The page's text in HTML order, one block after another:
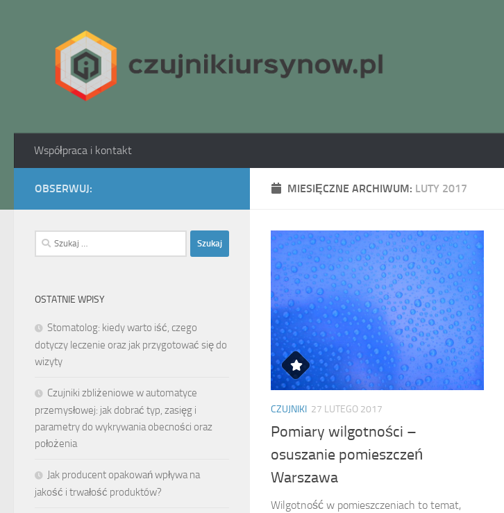
Współpraca i kontakt
MIESIĘCZNE ARCHIWUM: LUTY 2017
CZUJNIKI 27 LUTEGO 2017
Pomiary wilgotności –
osuszanie pomieszczeń
Warszawa
Wilgotność w pomieszczeniach to temat,
OBSERWUJ:
Szukaj:
OSTATNIE WPISY
Stomatolog: kiedy warto iść, czego
dotyczy leczenie oraz jak przygotować się do
wizyty
Czujniki zbliżeniowe w automatyce
przemysłowej: jak dobrać typ, zasięg i
parametry do wykrywania obecności oraz
położenia
Jak producent opakowań wpływa na
jakość i trwałość produktów?